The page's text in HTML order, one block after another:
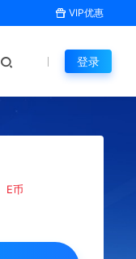
VIP优惠
登录
E币